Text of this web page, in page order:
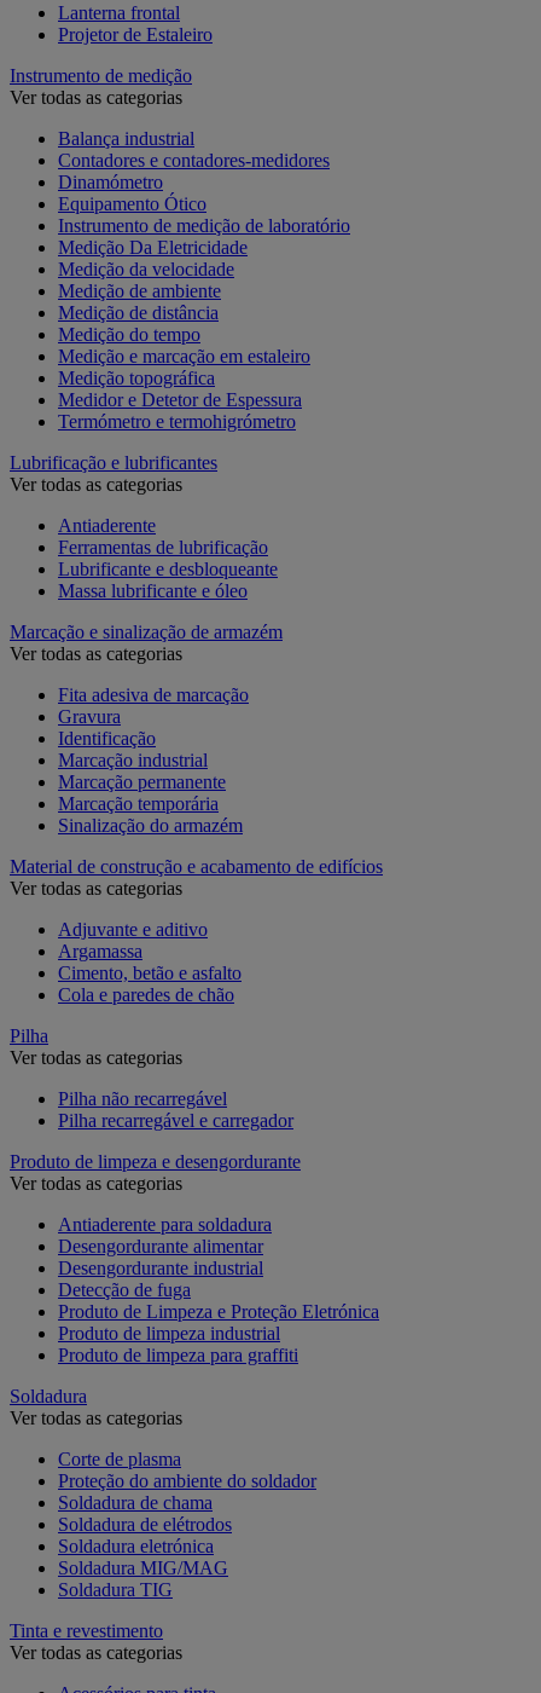
Lanterna frontal
Projetor de Estaleiro
Instrumento de medição
Ver todas as categorias
Balança industrial
Contadores e contadores-medidores
Dinamómetro
Equipamento Ótico
Instrumento de medição de laboratório
Medição Da Eletricidade
Medição da velocidade
Medição de ambiente
Medição de distância
Medição do tempo
Medição e marcação em estaleiro
Medição topográfica
Medidor e Detetor de Espessura
Termómetro e termohigrómetro
Lubrificação e lubrificantes
Ver todas as categorias
Antiaderente
Ferramentas de lubrificação
Lubrificante e desbloqueante
Massa lubrificante e óleo
Marcação e sinalização de armazém
Ver todas as categorias
Fita adesiva de marcação
Gravura
Identificação
Marcação industrial
Marcação permanente
Marcação temporária
Sinalização do armazém
Material de construção e acabamento de edifícios
Ver todas as categorias
Adjuvante e aditivo
Argamassa
Cimento, betão e asfalto
Cola e paredes de chão
Pilha
Ver todas as categorias
Pilha não recarregável
Pilha recarregável e carregador
Produto de limpeza e desengordurante
Ver todas as categorias
Antiaderente para soldadura
Desengordurante alimentar
Desengordurante industrial
Detecção de fuga
Produto de Limpeza e Proteção Eletrónica
Produto de limpeza industrial
Produto de limpeza para graffiti
Soldadura
Ver todas as categorias
Corte de plasma
Proteção do ambiente do soldador
Soldadura de chama
Soldadura de elétrodos
Soldadura eletrónica
Soldadura MIG/MAG
Soldadura TIG
Tinta e revestimento
Ver todas as categorias